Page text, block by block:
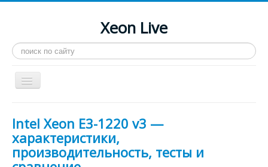
Xeon Live
Искать...
Toggle
Navigation
LGA 2011-3
LGA 2011
Intel Xeon E3-1220 v3 —
характеристики,
производительность, тесты и